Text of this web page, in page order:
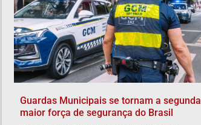
Guardas Municipais se tornam a segunda
maior força de segurança do Brasil